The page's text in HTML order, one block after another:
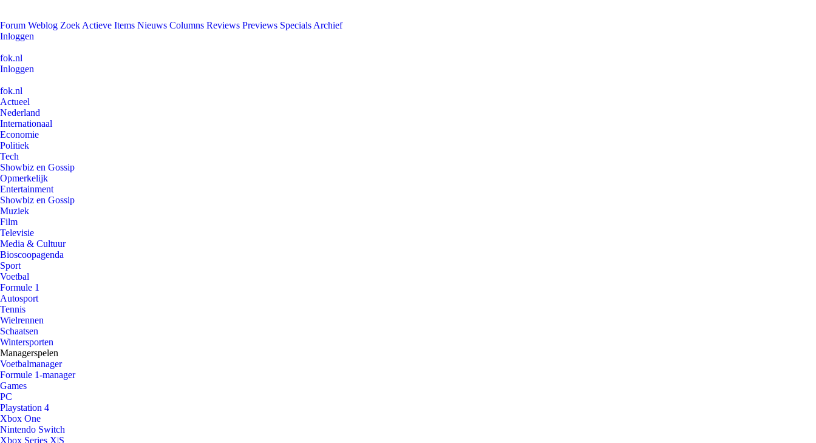
Forum Weblog Zoek Actieve Items Nieuws Columns Reviews Previews Specials Archief
Inloggen
fok.nl
Inloggen
fok.nl
Actueel
Nederland
Internationaal
Economie
Politiek
Tech
Showbiz en Gossip
Opmerkelijk
Entertainment
Showbiz en Gossip
Muziek
Film
Televisie
Media & Cultuur
Bioscoopagenda
Sport
Voetbal
Formule 1
Autosport
Tennis
Wielrennen
Schaatsen
Wintersporten
Managerspelen
Voetbalmanager
Formule 1-manager
Games
PC
Playstation 4
Xbox One
Nintendo Switch
Xbox Series X|S